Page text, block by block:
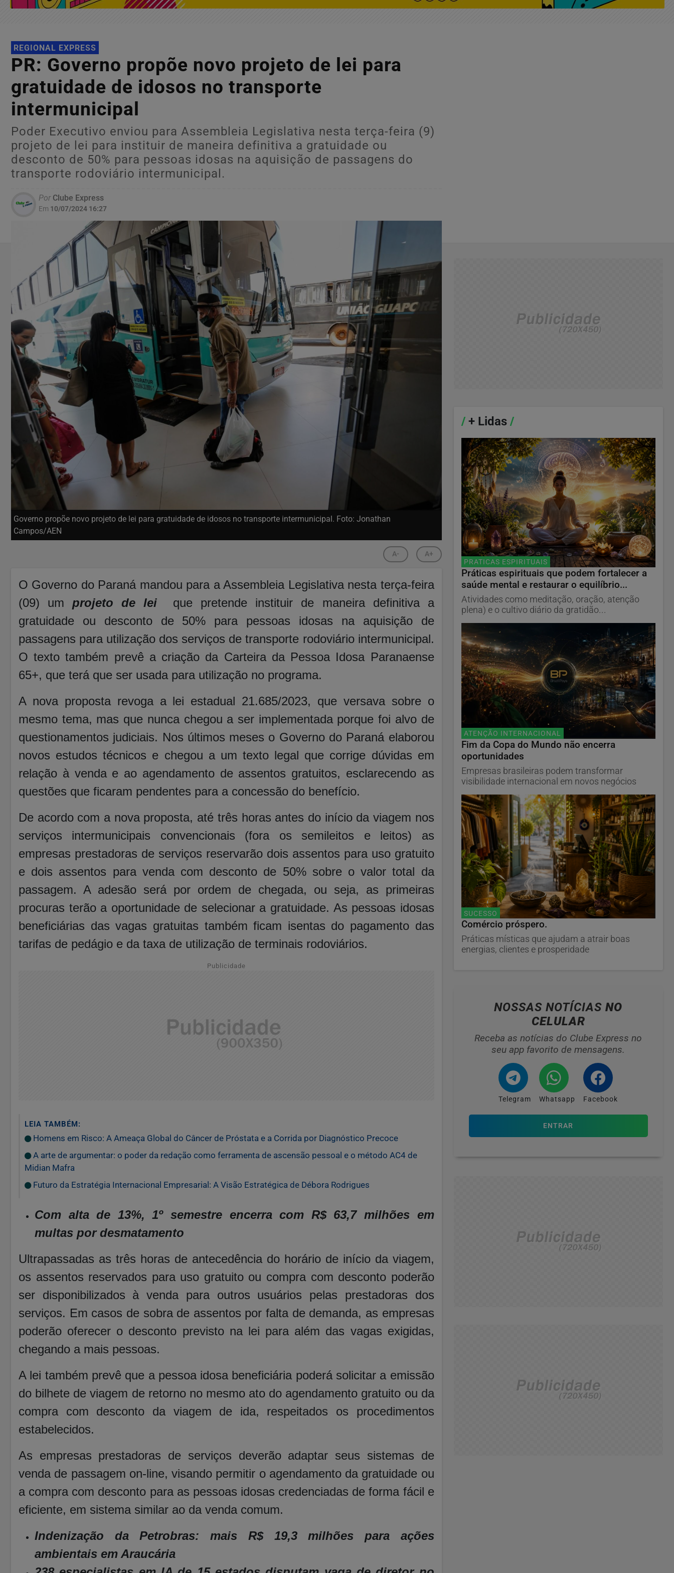
REGIONAL EXPRESS
PR: Governo propõe novo projeto de lei para
gratuidade de idosos no transporte
intermunicipal
Poder Executivo enviou para Assembleia Legislativa nesta terça-feira (9)
projeto de lei para instituir de maneira definitiva a gratuidade ou
desconto de 50% para pessoas idosas na aquisição de passagens do
transporte rodoviário intermunicipal.
PorClube Express
Em 10/07/2024 16:27
Governo propõe novo projeto de lei para gratuidade de idosos no transporte intermunicipal. Foto: Jonathan
Campos/AEN
A- A+
O Governo do Paraná mandou para a Assembleia Legislativa nesta terça-feira
(09) umprojeto de lei que pretende instituir de maneira definitiva a
gratuidade ou desconto de 50% para pessoas idosas na aquisição de
passagens para utilização dos serviços de transporte rodoviário intermunicipal.
O texto também prevê a criação da Carteira da Pessoa Idosa Paranaense
65+, que terá que ser usada para utilização no programa.
A nova proposta revoga a lei estadual 21.685/2023, que versava sobre o
mesmo tema, mas que nunca chegou a ser implementada porque foi alvo de
questionamentos judiciais. Nos últimos meses o Governo do Paraná elaborou
novos estudos técnicos e chegou a um texto legal que corrige dúvidas em
relação à venda e ao agendamento de assentos gratuitos, esclarecendo as
questões que ficaram pendentes para a concessão do benefício.
De acordo com a nova proposta, até três horas antes do início da viagem nos
serviços intermunicipais convencionais (fora os semileitos e leitos) as
empresas prestadoras de serviços reservarão dois assentos para uso gratuito
e dois assentos para venda com desconto de 50% sobre o valor total da
passagem. A adesão será por ordem de chegada, ou seja, as primeiras
procuras terão a oportunidade de selecionar a gratuidade. As pessoas idosas
beneficiárias das vagas gratuitas também ficam isentas do pagamento das
tarifas de pedágio e da taxa de utilização de terminais rodoviários.
Publicidade
LEIA TAMBÉM:
Homens em Risco: A Ameaça Global do Câncer de Próstata e a Corrida por Diagnóstico Precoce
A arte de argumentar: o poder da redação como ferramenta de ascensão pessoal e o método AC4 de
Midian Mafra
Futuro da Estratégia Internacional Empresarial: A Visão Estratégica de Débora Rodrigues
Com alta de 13%, 1º semestre encerra com R$ 63,7 milhões em
multas por desmatamento
Ultrapassadas as três horas de antecedência do horário de início da viagem,
os assentos reservados para uso gratuito ou compra com desconto poderão
ser disponibilizados à venda para outros usuários pelas prestadoras dos
serviços. Em casos de sobra de assentos por falta de demanda, as empresas
poderão oferecer o desconto previsto na lei para além das vagas exigidas,
chegando a mais pessoas.
A lei também prevê que a pessoa idosa beneficiária poderá solicitar a emissão
do bilhete de viagem de retorno no mesmo ato do agendamento gratuito ou da
compra com desconto da viagem de ida, respeitados os procedimentos
estabelecidos.
As empresas prestadoras de serviços deverão adaptar seus sistemas de
venda de passagem on-line, visando permitir o agendamento da gratuidade ou
a compra com desconto para as pessoas idosas credenciadas de forma fácil e
eficiente, em sistema similar ao da venda comum.
Indenização da Petrobras: mais R$ 19,3 milhões para ações
ambientais em Araucária
/+ Lidas /
PRATICAS ESPIRITUAIS
Práticas espirituais que podem fortalecer a
saúde mental e restaurar o equilíbrio...
Atividades como meditação, oração, atenção
plena) e o cultivo diário da gratidão...
ATENÇÃO INTERNACIONAL
Fim da Copa do Mundo não encerra
oportunidades
Empresas brasileiras podem transformar
visibilidade internacional em novos negócios
SUCESSO
Comércio próspero.
Práticas místicas que ajudam a atrair boas
energias, clientes e prosperidade
NOSSAS NOTÍCIASNO
CELULAR
Receba as notícias do Clube Express no
seu app favorito de mensagens.
Telegram Whatsapp Facebook
ENTRAR